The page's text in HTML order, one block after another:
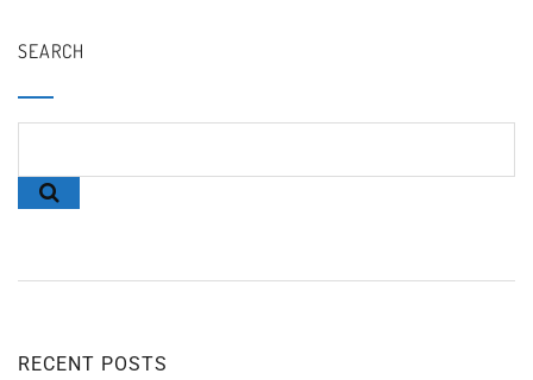
SEARCH
RECENT POSTS